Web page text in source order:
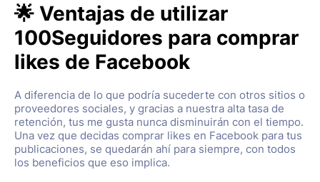
🌟 Ventajas de utilizar
100Seguidores para comprar
likes de Facebook
A diferencia de lo que podría sucederte con otros sitios o
proveedores sociales, y gracias a nuestra alta tasa de
retención, tus me gusta nunca disminuirán con el tiempo.
Una vez que decidas comprar likes en Facebook para tus
publicaciones, se quedarán ahí para siempre, con todos
los beneficios que eso implica.